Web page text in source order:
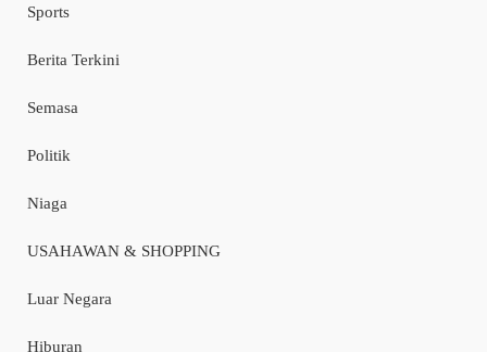
Sports
Berita Terkini
Semasa
Politik
Niaga
USAHAWAN & SHOPPING
Luar Negara
Hiburan